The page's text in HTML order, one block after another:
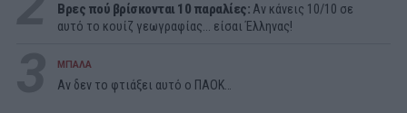
Βρες πού βρίσκονται 10 παραλίες: Αν κάνεις 10/10 σε
αυτό το κουίζ γεωγραφίας... είσαι Έλληνας!
ΜΠΑΛΑ
Αν δεν το φτιάξει αυτό ο ΠΑΟΚ…